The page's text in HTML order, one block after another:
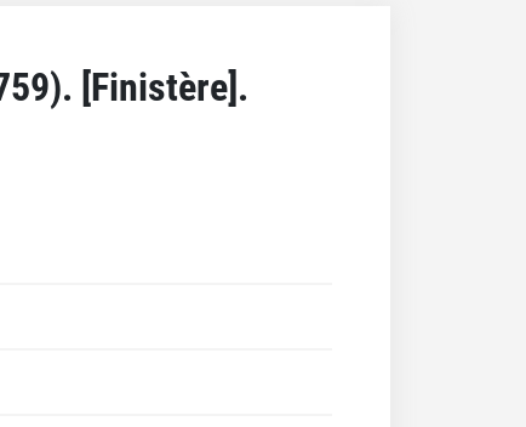
[Finistère].